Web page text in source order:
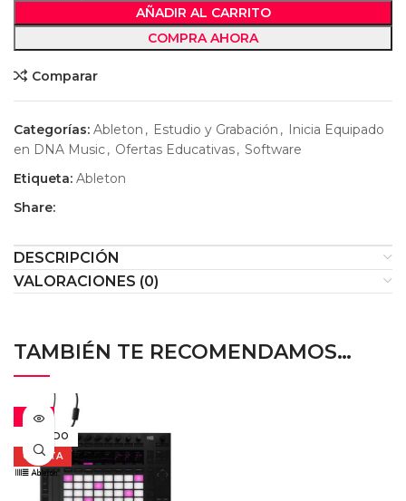
AÑADIR AL CARRITO
COMPRA AHORA
Comparar
Categorías: Ableton , Estudio y Grabación ,
Inicia Equipado
en DNA Music, Ofertas Educativas, Software
Etiqueta: Ableton
Share:
DESCRIPCIÓN
VALORACIONES (0)
TAMBIÉN TE RECOMENDAMOS…
-21%
VENDIDO
OFERTA